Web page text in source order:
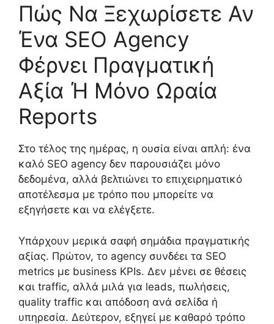
Πώς Να Ξεχωρίσετε Αν
Ένα SEO Agency
Φέρνει Πραγματική
Αξία Ή Μόνο Ωραία
Reports
Στο τέλος της ημέρας, η ουσία είναι απλή: ένα
καλό SEO agency δεν παρουσιάζει μόνο
δεδομένα, αλλά βελτιώνει το επιχειρηματικό
αποτέλεσμα με τρόπο που μπορείτε να
εξηγήσετε και να ελέγξετε.
Υπάρχουν μερικά σαφή σημάδια πραγματικής
αξίας. Πρώτον, το agency συνδέει τα SEO
metrics με business KPIs. Δεν μένει σε θέσεις
και traffic, αλλά μιλά για leads, πωλήσεις,
quality traffic και απόδοση ανά σελίδα ή
υπηρεσία. Δεύτερον, εξηγεί με καθαρό τρόπο